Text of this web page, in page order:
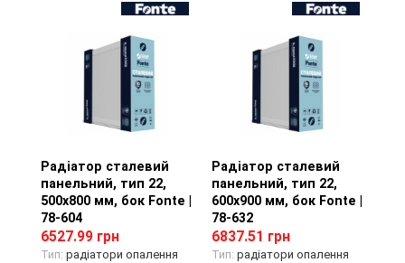
Перегляд товару
Радіатор сталевий
панельний, тип 22,
500х800 мм, бок Fonte |
78-604
6527.99 грн
Тип: радіатори опалення
Перегляд товару
Радіатор сталевий
панельний, тип 22,
600х900 мм, бок Fonte |
78-632
6837.51 грн
Тип: радіатори опалення